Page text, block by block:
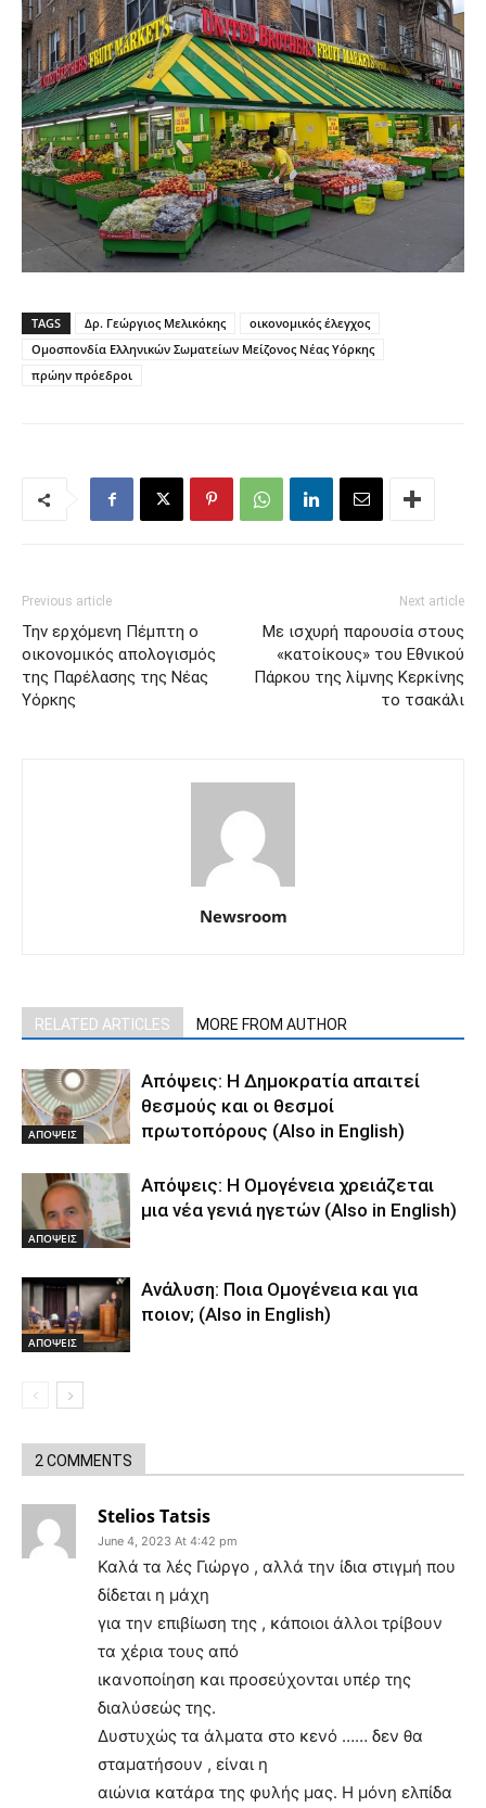
TAGS Δρ. Γεώργιος Μελικόκης
οικονομικός έλεγχος
Ομοσπονδία Ελληνικών Σωματείων Μείζονος Νέας Υόρκης
πρώην πρόεδροι
Previous article
Την ερχόμενη Πέμπτη ο
οικονομικός απολογισμός
της Παρέλασης της Νέας
Υόρκης
Next article
Με ισχυρή παρουσία στους
«κατοίκους» του Εθνικού
Πάρκου της λίμνης Κερκίνης
το τσακάλι
Newsroom
RELATED ARTICLES MORE FROM AUTHOR
ΑΠΟΨΕΙΣ
Απόψεις: Η Δημοκρατία απαιτεί
θεσμούς και οι θεσμοί
πρωτοπόρους (Also in English)
ΑΠΟΨΕΙΣ
Απόψεις: Η Ομογένεια χρειάζεται
μια νέα γενιά ηγετών (Also in English)
ΑΠΟΨΕΙΣ
Ανάλυση: Ποια Ομογένεια και για
ποιον; (Also in English)
2 COMMENTS
Stelios Tatsis
June 4, 2023 At 4:42 pm
Καλά τα λές Γιώργο , αλλά την ίδια στιγμή που
δίδεται η μάχη
για την επιβίωση της , κάποιοι άλλοι τρίβουν
τα χέρια τους από
ικανοποίηση και προσεύχονται υπέρ της
διαλύσεώς της.
Δυστυχώς τα άλματα στο κενό …… δεν θα
σταματήσουν , είναι η
αιώνια κατάρα της φυλής μας. Η μόνη ελπίδα